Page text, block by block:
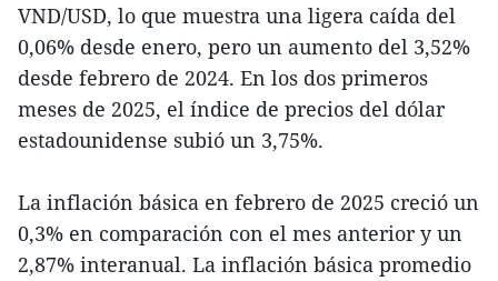
VND/USD, lo que muestra una ligera caída del
0,06% desde enero, pero un aumento del 3,52%
desde febrero de 2024. En los dos primeros
meses de 2025, el índice de precios del dólar
estadounidense subió un 3,75%.
La inflación básica en febrero de 2025 creció un
0,3% en comparación con el mes anterior y un
2,87% interanual. La inflación básica promedio